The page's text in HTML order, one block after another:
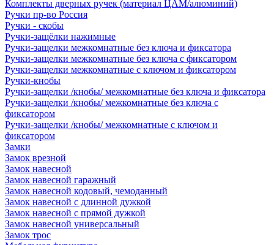
Комплекты дверных ручек (материал ЦАМ/алюминий)
Ручки пр-во Россия
Ручки - скобы
Ручки-защёлки нажимные
Ручки-защелки межкомнатные без ключа и фиксатора
Ручки-защелки межкомнатные без ключа с фиксатором
Ручки-защелки межкомнатные с ключом и фиксатором
Ручки-кнобы
Ручки-защелки /кнобы/ межкомнатные без ключа и фиксатора
Ручки-защелки /кнобы/ межкомнатные без ключа с
фиксатором
Ручки-защелки /кнобы/ межкомнатные с ключом и
фиксатором
Замки
Замок врезной
Замок навесной
Замок навесной гаражный
Замок навесной кодовый, чемоданный
Замок навесной с длинной дужкой
Замок навесной с прямой дужкой
Замок навесной универсальный
Замок трос